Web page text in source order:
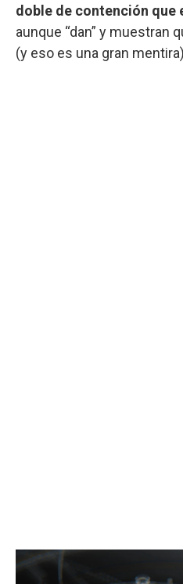
doble de contención que
aunque “dan” y muestran
(y eso es una gran